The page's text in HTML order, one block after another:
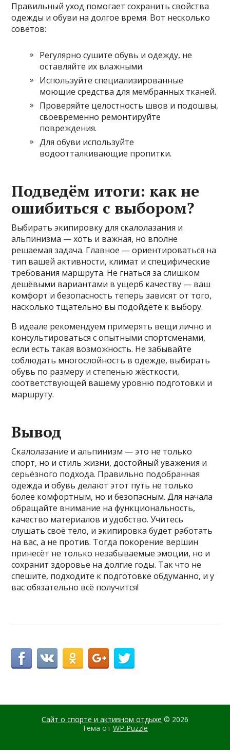
Правильный уход помогает сохранить свойства
одежды и обуви на долгое время. Вот несколько
советов:
Регулярно сушите обувь и одежду, не
оставляйте их влажными.
Используйте специализированные
моющие средства для мембранных тканей.
Проверяйте целостность швов и подошвы,
своевременно ремонтируйте
повреждения.
Для обуви используйте
водоотталкивающие пропитки.
Подведём итоги: как не
ошибиться с выбором?
Выбирать экипировку для скалолазания и
альпинизма — хоть и важная, но вполне
решаемая задача. Главное — ориентироваться на
тип вашей активности, климат и специфические
требования маршрута. Не гнаться за слишком
дешёвыми вариантами в ущерб качеству — ваш
комфорт и безопасность теперь зависят от того,
насколько тщательно вы подойдёте к выбору.
В идеале рекомендуем примерять вещи лично и
консультироваться с опытными спортсменами,
если есть такая возможность. Не забывайте
соблюдать многослойность в одежде, выбирать
обувь по размеру и степенью жёсткости,
соответствующей вашему уровню подготовки и
маршруту.
Вывод
Скалолазание и альпинизм — это не только
спорт, но и стиль жизни, достойный уважения и
серьёзного подхода. Правильно подобранная
одежда и обувь делают этот путь не только
более комфортным, но и безопасным. Для начала
обращайте внимание на функциональность,
качество материалов и удобство. Учитесь
слушать своё тело, и экипировка будет работать
на вас, а не против. Тогда покорение вершин
принесёт не только незабываемые эмоции, но и
сохранит здоровье на долгие годы. Так что не
спешите, подходите к подготовке обдуманно, и у
вас обязательно всё получится!
Сайт о спорте и активном отдыхе © 2026
Тема от WP Puzzle